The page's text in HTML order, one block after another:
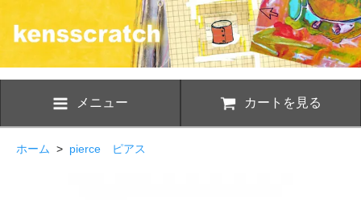
メニュー カートを見る
ホーム > pierce ピアス